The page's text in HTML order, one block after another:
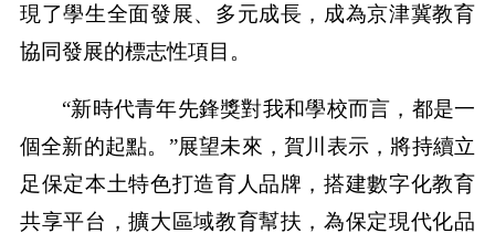
現了學生全面發展、多元成長，成為京津冀教育
協同發展的標志性項目。
“新時代青年先鋒獎對我和學校而言，都是一
個全新的起點。”展望未來，賀川表示，將持續立
足保定本土特色打造育人品牌，搭建數字化教育
共享平台，擴大區域教育幫扶，為保定現代化品